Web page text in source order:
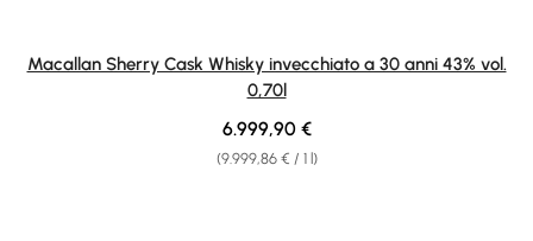
Macallan Sherry Cask Whisky invecchiato a 30 anni 43% vol.
0,70l
(9.999,86 € / 1 l)
Regular price:
6.999,90 €